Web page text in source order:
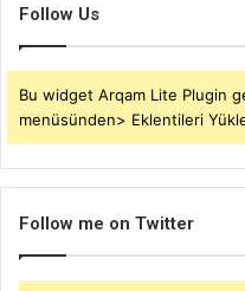
Follow Us
Bu widget Arqam Lite Plugin
menüsünden> Eklentileri
Follow me on Twitter